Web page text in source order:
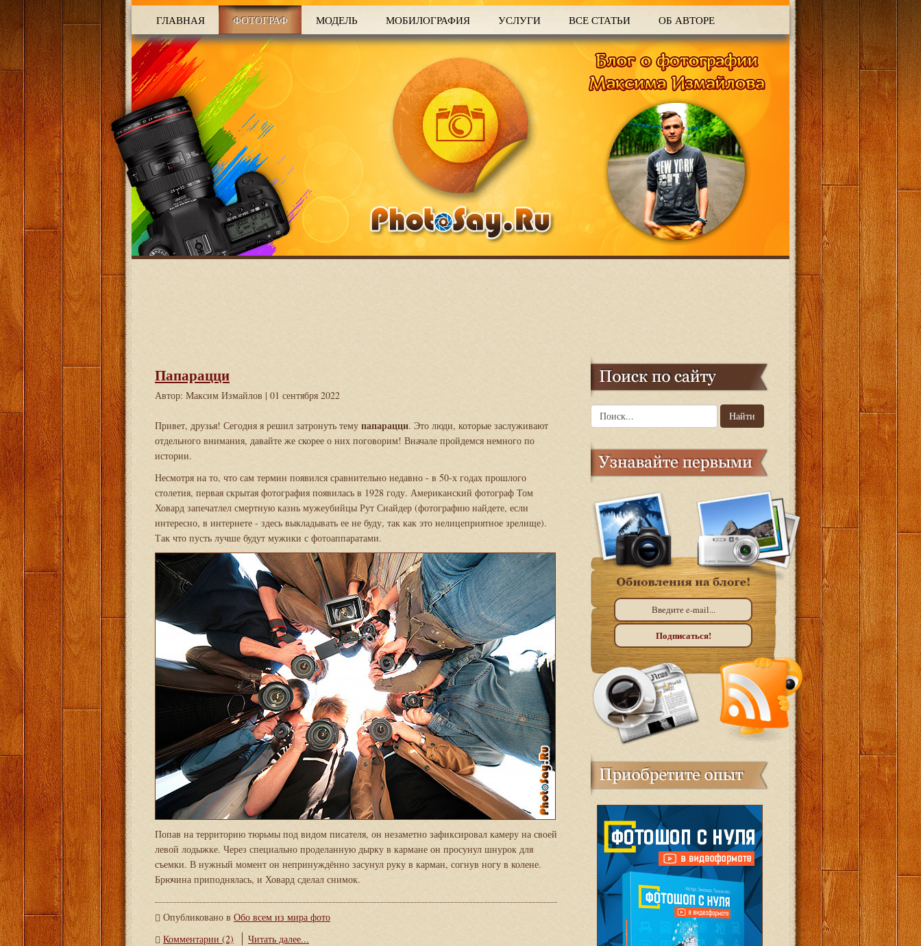
ГЛАВНАЯ ФОТОГРАФ МОДЕЛЬ МОБИЛОГРАФИЯ УСЛУГИ ВСЕ СТАТЬИ ОБ АВТОРЕ
Папарацци
Автор: Максим Измайлов | 01 сентября 2022
Привет, друзья! Сегодня я решил затронуть тему папарацци. Это люди, которые заслуживают
отдельного внимания, давайте же скорее о них поговорим! Вначале пройдемся немного по
истории.
Несмотря на то, что сам термин появился сравнительно недавно - в 50-х годах прошлого
столетия, первая скрытая фотография появилась в 1928 году. Американский фотограф Том
Ховард запечатлел смертную казнь мужеубийцы Рут Снайдер (фотографию найдете, если
интересно, в интернете - здесь выкладывать ее не буду, так как это нелицеприятное зрелище).
Так что пусть лучше будут мужики с фотоаппаратами.
Попав на территорию тюрьмы под видом писателя, он незаметно зафиксировал камеру на своей
левой лодыжке. Через специально проделанную дырку в кармане он просунул шнурок для
съемки. В нужный момент он непринуждённо засунул руку в карман, согнув ногу в колене.
Брючина приподнялась, и Ховард сделал снимок.
Опубликовано в Обо всем из мира фото
Комментарии (2)
Читать далее...
Найти